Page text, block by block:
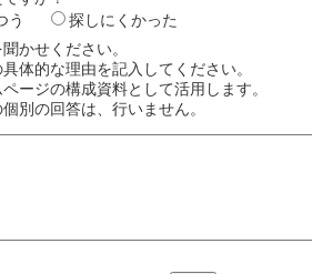
う
探しにくかった
かせください。
体的な理由を記入してください。
ージの構成資料として活用します。
別の回答は、行いません。